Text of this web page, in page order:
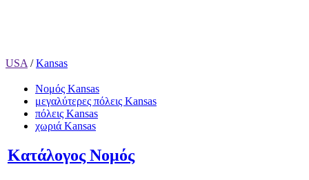
USA /Kansas
Νομός Kansas
μεγαλύτερες πόλεις Kansas
πόλεις Kansas
χωριά Kansas
Κατάλογος Νομός